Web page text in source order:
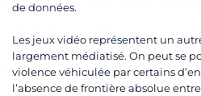
de données.
Les jeux vidéo représentent un
largement médiatisé. On peut se
violence véhiculée par certains
l’absence de frontière absolue